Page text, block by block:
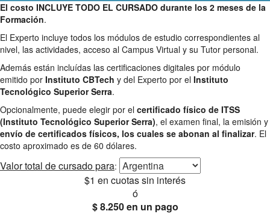
El costo INCLUYE TODO EL CURSADO durante los 2 meses de la
Formación.
El Experto incluye todos los módulos de estudio correspondientes al
nivel, las actividades, acceso al Campus Virtual y su Tutor personal.
Además están incluídas las certificaciones digitales por módulo
emitido por Instituto CBTech y del Experto por el Instituto
Tecnológico Superior Serra.
Opcionalmente, puede elegir por el certificado físico de ITSS
(Instituto Tecnológico Superior Serra), el examen final, la emisión y
envío de certificados físicos, los cuales se abonan al finalizar. El
costo aproximado es de 60 dólares.
Valor total de cursado para:
$1 en cuotas sin interés
ó
$ 8.250en un pago